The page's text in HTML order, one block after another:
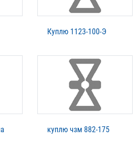
Куплю 1123-100-Э
куплю чзм 882-175